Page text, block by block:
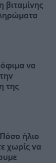
να
της
ήλιο
χωρίς να